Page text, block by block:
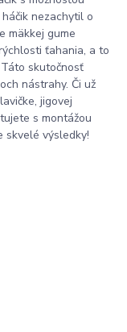
nezachytil o
mäkkej gume
ťahania, a to
skutočnosť
nástrahy. Či už
jigovej
s montážou
skvelé výsledky!